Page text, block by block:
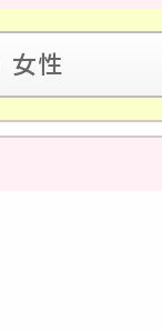
女性